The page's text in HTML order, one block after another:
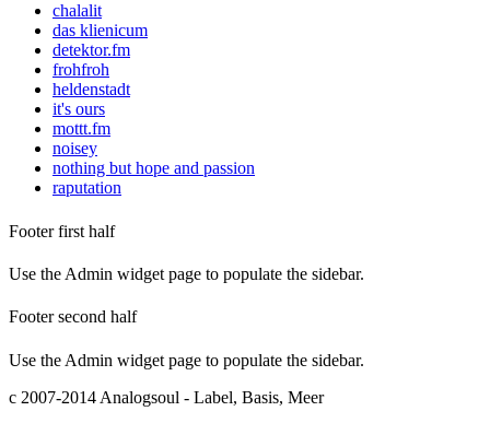
chalalit
das klienicum
detektor.fm
frohfroh
heldenstadt
it's ours
mottt.fm
noisey
nothing but hope and passion
raputation
Footer first half
Use the Admin widget page to populate the sidebar.
Footer second half
Use the Admin widget page to populate the sidebar.
c 2007-2014 Analogsoul - Label, Basis, Meer